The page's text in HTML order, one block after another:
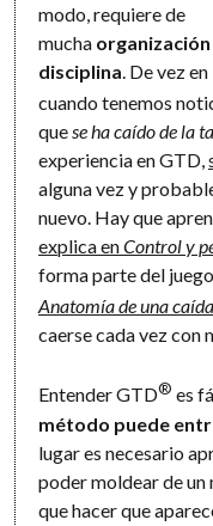
modo, requiere de
mucha
disciplina . De vez en
cuando tenemos
quese ha caído de la
experiencia en GTD,
alguna vez y
nuevo. Hay que
explica enControl y
forma parte del
Anatomía de una
caerse cada vez con
Entender GTD® es
método puede
lugar es necesario
poder moldear de
que hacer que